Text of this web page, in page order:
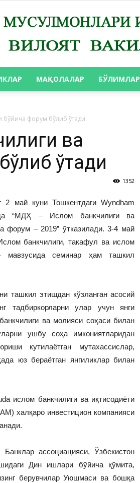
ВИЛОЯТ
ВАКИЛЛИГИ
МАҚОЛАЛАР БЎЛИМЛАР
форум бўлиб ўтади
ва
ўтади
1352
2 май куни Тошкентдаги Wyndham
“МДҲ – Ислом банкчилиги ва
форум – 2019” ўтказилади. 3-4 май
банкчилиги, такафул ва ислом
мавзусида семинар ҳам ташкил
ташкил этишдан кўзланган асосий
тадбиркорларни улар учун янги
ва молияси соҳаси билан
ушбу соҳа имкониятларидан
кутилаётган мутахассислар,
юз бераётган янгиликлар билан
ислом банкчилиги ва иқтисодиёти
халқаро инвестицион компанияси
ассоциацияси, Ўзбекистон
Дин ишлари бўйича қўмита,
берувчилар Уюшмаси ва бошқа